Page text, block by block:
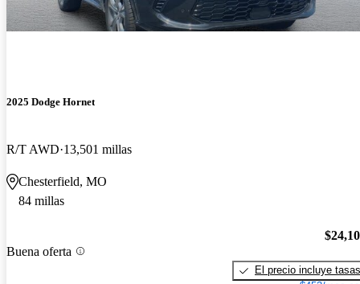
2025 Dodge Hornet
R/T AWD 13,501 millas
Chesterfield, MO
84 millas
Buena oferta
El precio incluye tasas